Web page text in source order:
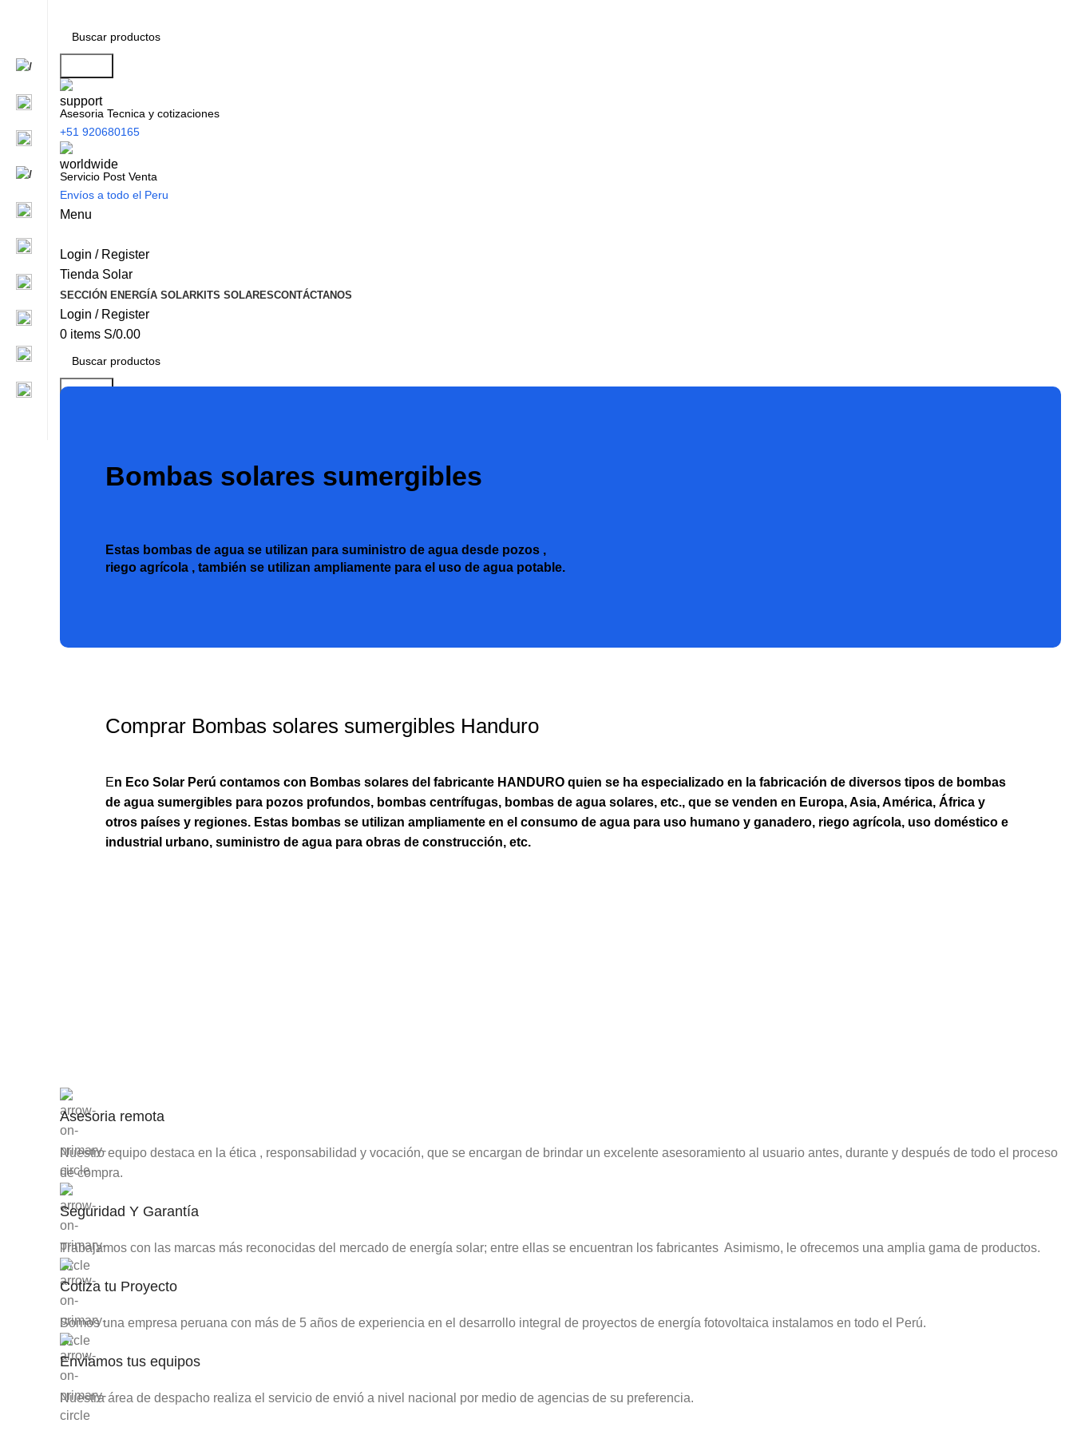
Asesoria Tecnica y cotizaciones
+51 920680165
Servicio Post Venta
Envíos a todo el Peru
Menu
Login / Register
Tienda Solar
SECCIÓN ENERGÍA SOLARKITS SOLARESCONTÁCTANOS
Login / Register
0 items S/0.00
Search
Bombas solares sumergibles
Estas bombas de agua se utilizan para suministro de agua desde pozos ,
riego agrícola , también se utilizan ampliamente para el uso de agua potable.
Comprar Bombas solares sumergibles Handuro
En Eco Solar Perú contamos con Bombas solares del fabricante HANDURO quien se ha especializado en la fabricación de diversos tipos de bombas
de agua sumergibles para pozos profundos, bombas centrífugas, bombas de agua solares, etc., que se venden en Europa, Asia, América, África y
otros países y regiones. Estas bombas se utilizan ampliamente en el consumo de agua para uso humano y ganadero, riego agrícola, uso doméstico e
industrial urbano, suministro de agua para obras de construcción, etc.
Asesoria remota
Nuestro equipo destaca en la ética , responsabilidad y vocación, que se encargan de brindar un excelente asesoramiento al usuario antes, durante y después de todo el proceso
de compra.
Seguridad Y Garantía
Trabajamos con las marcas más reconocidas del mercado de energía solar; entre ellas se encuentran los fabricantes Asimismo, le ofrecemos una amplia gama de productos.
Cotiza tu Proyecto
Somos una empresa peruana con más de 5 años de experiencia en el desarrollo integral de proyectos de energía fotovoltaica instalamos en todo el Perú.
Enviamos tus equipos
Nuestra área de despacho realiza el servicio de envió a nivel nacional por medio de agencias de su preferencia.